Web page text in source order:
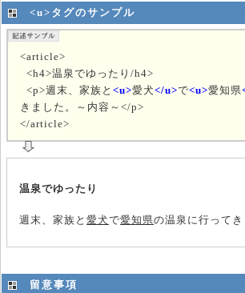
<u>タグのサンプル
<article>
<h4>温泉でゆったり/h4>
<p>週末、家族と <u>愛犬</u>で<u>愛知県
きました。～内容～</p>
</article>
温泉でゆったり
週末、家族と 愛犬で愛知県の温泉に行って
留意事項